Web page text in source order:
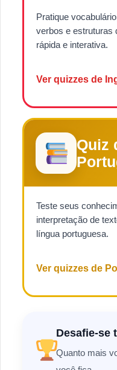
Pratique
verbos e estruturas
rápida e interativa.
Ver quizzes de
Quiz
Teste seus
interpretação de
língua portuguesa.
Ver quizzes de
Desafie-se
Quanto mais